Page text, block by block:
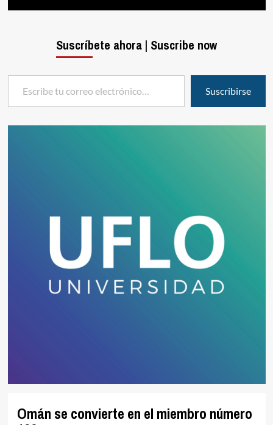
Omán se convierte en el miembro número
Suscríbete ahora | Suscribe now
Escribe tu correo electrónico…
Suscribirse